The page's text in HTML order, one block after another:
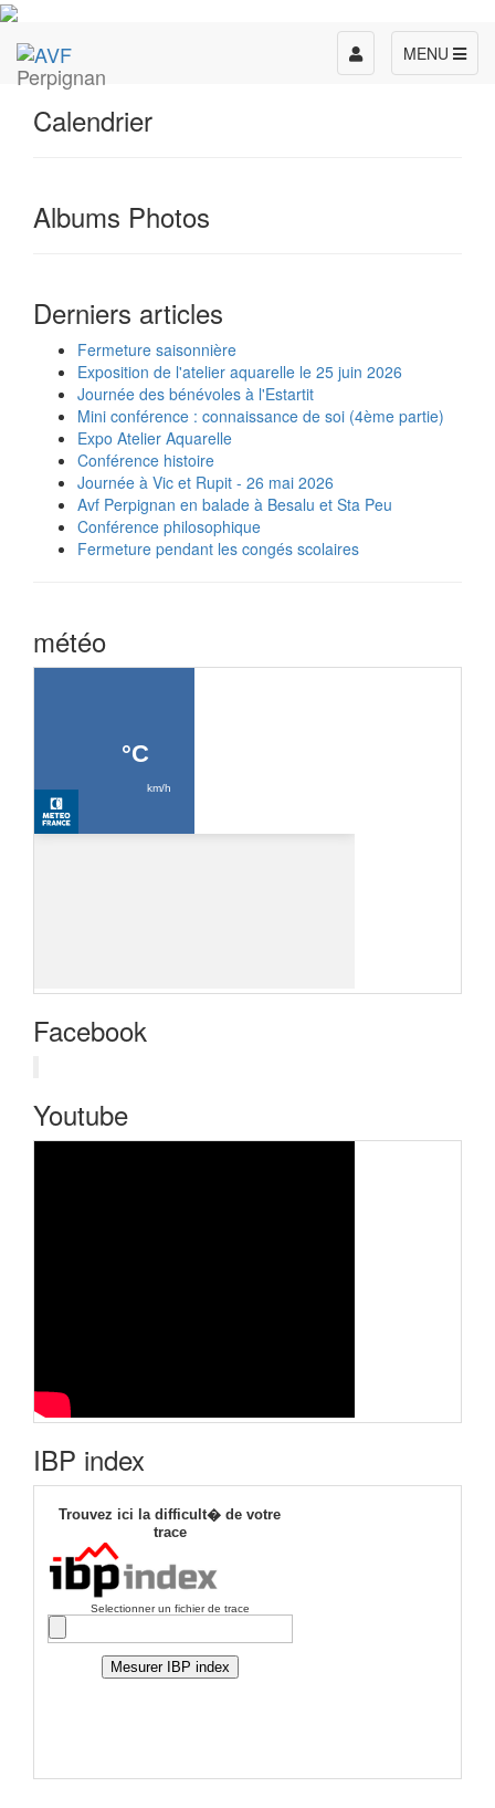
Perpignan
MENU
Toggle
navigation
Calendrier
Albums Photos
Derniers articles
Fermeture saisonnière
Exposition de l'atelier aquarelle le 25 juin 2026
Journée des bénévoles à l'Estartit
Mini conférence : connaissance de soi (4ème partie)
Expo Atelier Aquarelle
Conférence histoire
Journée à Vic et Rupit - 26 mai 2026
Avf Perpignan en balade à Besalu et Sta Peu
Conférence philosophique
Fermeture pendant les congés scolaires
météo
Facebook
Youtube
IBP index